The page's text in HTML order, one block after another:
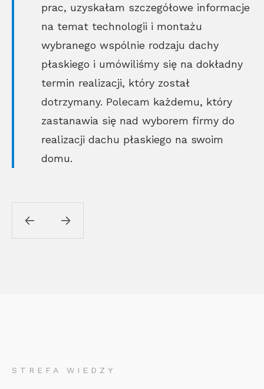
prac, uzyskałam szczegółowe informacje
na temat technologii i montażu
wybranego wspólnie rodzaju dachy
płaskiego i umówiliśmy się na dokładny
termin realizacji, który został
dotrzymany. Polecam każdemu, który
zastanawia się nad wyborem firmy do
realizacji dachu płaskiego na swoim
domu.
STREFA WIEDZY